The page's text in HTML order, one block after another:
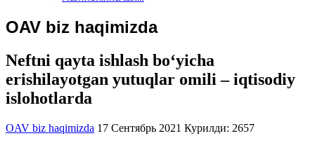
OAV biz haqimizda
Neftni qayta ishlash bo‘yicha
erishilayotgan yutuqlar omili – iqtisodiy
islohotlarda
OAV biz haqimizda 17 Сентябрь 2021 Курилди: 2657